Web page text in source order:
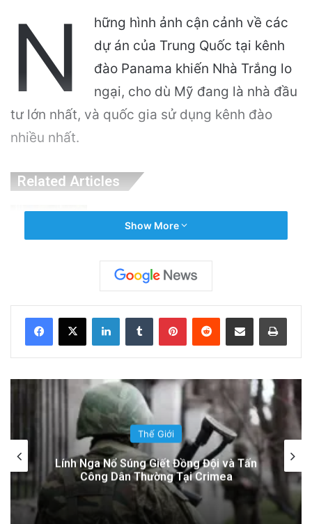
N
hững hình ảnh cận cảnh về các
dự án của Trung Quốc tại kênh
đào Panama khiến Nhà Trắng lo
ngại, cho dù Mỹ đang là nhà đầu
tư lớn nhất, và quốc gia sử dụng kênh đào
nhiều nhất.
Related Articles
Giải Quyết Vụ Sư Minh Tuệ: Nguyên Nhân Và
Hệ Lụy
2 hours ago
Xã Hội: Nhận Diện ‘Phản Động’ Theo Quan
Điểm Đảng Cộng Sản Việt Nam
15 hours ago
Read More
advertisement
Show More
LinkedInTumblr PinterestReddit Share via Email Print
Thế Giới
Cảnh sát New Zealand bày tỏ lo ngại về
hành động của hai quan chức Việt Nam